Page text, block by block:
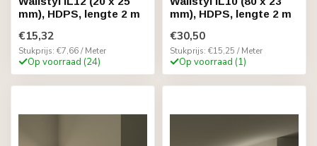
mm), HDPS, lengte 2 m
€15,32
Stukprijs: €7,66 / Meter
Op voorraad (24)
mm), HDPS, lengte 2 m
€30,50
Stukprijs: €15,25 / Meter
Op voorraad (1)